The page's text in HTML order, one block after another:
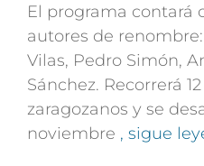
El programa contará
autores de
Vilas, Pedro Simón,
Sánchez. Recorrerá
zaragozanos y se
noviembre , sigue